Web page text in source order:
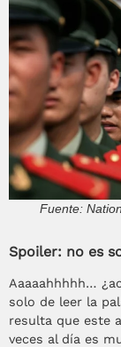
Fuente:
Spoiler: no es
Aaaaahhhhh…
solo de leer la
resulta que este
veces al día es